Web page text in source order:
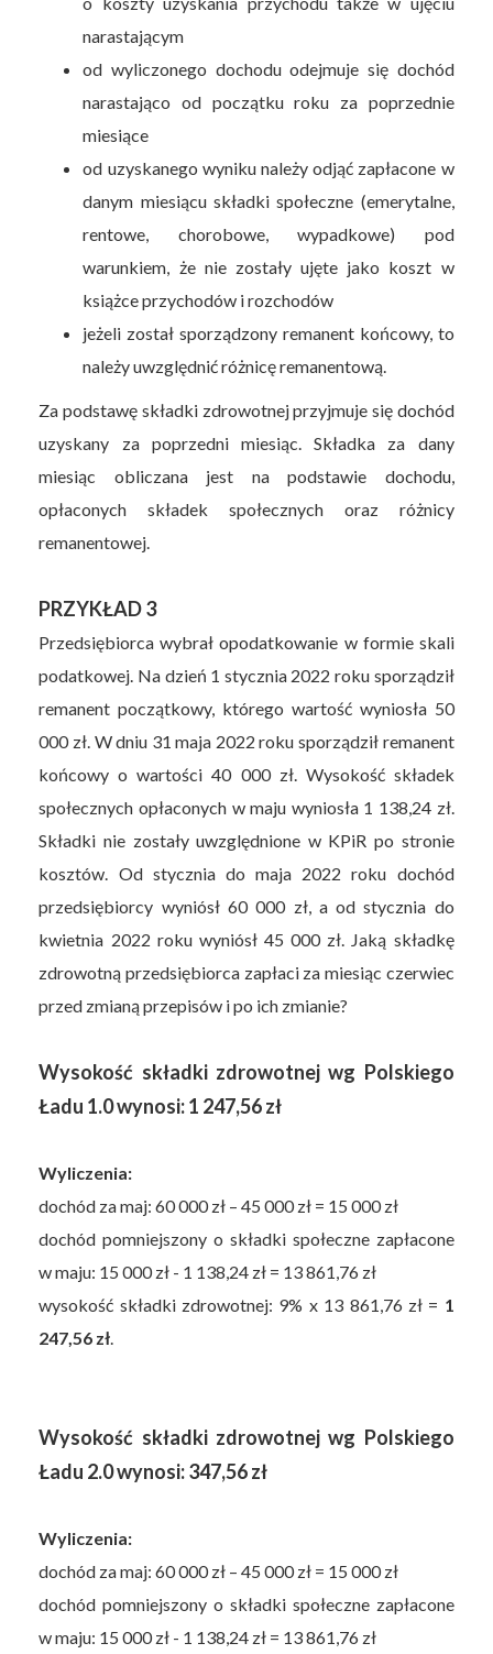
narastającym
od wyliczonego dochodu odejmuje się dochód
narastająco od początku roku za poprzednie
miesiące
od uzyskanego wyniku należy odjąć zapłacone w
danym miesiącu składki społeczne (emerytalne,
rentowe, chorobowe, wypadkowe) pod
warunkiem, że nie zostały ujęte jako koszt w
książce przychodów i rozchodów
jeżeli został sporządzony remanent końcowy, to
należy uwzględnić różnicę remanentową.
Za podstawę składki zdrowotnej przyjmuje się dochód
uzyskany za poprzedni miesiąc. Składka za dany
miesiąc obliczana jest na podstawie dochodu,
opłaconych składek społecznych oraz różnicy
remanentowej.
PRZYKŁAD 3
Przedsiębiorca wybrał opodatkowanie w formie skali
podatkowej. Na dzień 1 stycznia 2022 roku sporządził
remanent początkowy, którego wartość wyniosła 50
000 zł. W dniu 31 maja 2022 roku sporządził remanent
końcowy o wartości 40 000 zł. Wysokość składek
społecznych opłaconych w maju wyniosła 1 138,24 zł.
Składki nie zostały uwzględnione w KPiR po stronie
kosztów. Od stycznia do maja 2022 roku dochód
przedsiębiorcy wyniósł 60 000 zł, a od stycznia do
kwietnia 2022 roku wyniósł 45 000 zł. Jaką składkę
zdrowotną przedsiębiorca zapłaci za miesiąc czerwiec
przed zmianą przepisów i po ich zmianie?
Wysokość składki zdrowotnej wg Polskiego
Ładu 1.0 wynosi: 1 247,56 zł
Wyliczenia:
dochód za maj: 60 000 zł – 45 000 zł = 15 000 zł
dochód pomniejszony o składki społeczne zapłacone
w maju: 15 000 zł - 1 138,24 zł = 13 861,76 zł
wysokość składki zdrowotnej: 9% x 13 861,76 zł = 1
247,56 zł.
Wysokość składki zdrowotnej wg Polskiego
Ładu 2.0 wynosi: 347,56 zł
Wyliczenia:
dochód za maj: 60 000 zł – 45 000 zł = 15 000 zł
dochód pomniejszony o składki społeczne zapłacone
w maju: 15 000 zł - 1 138,24 zł = 13 861,76 zł